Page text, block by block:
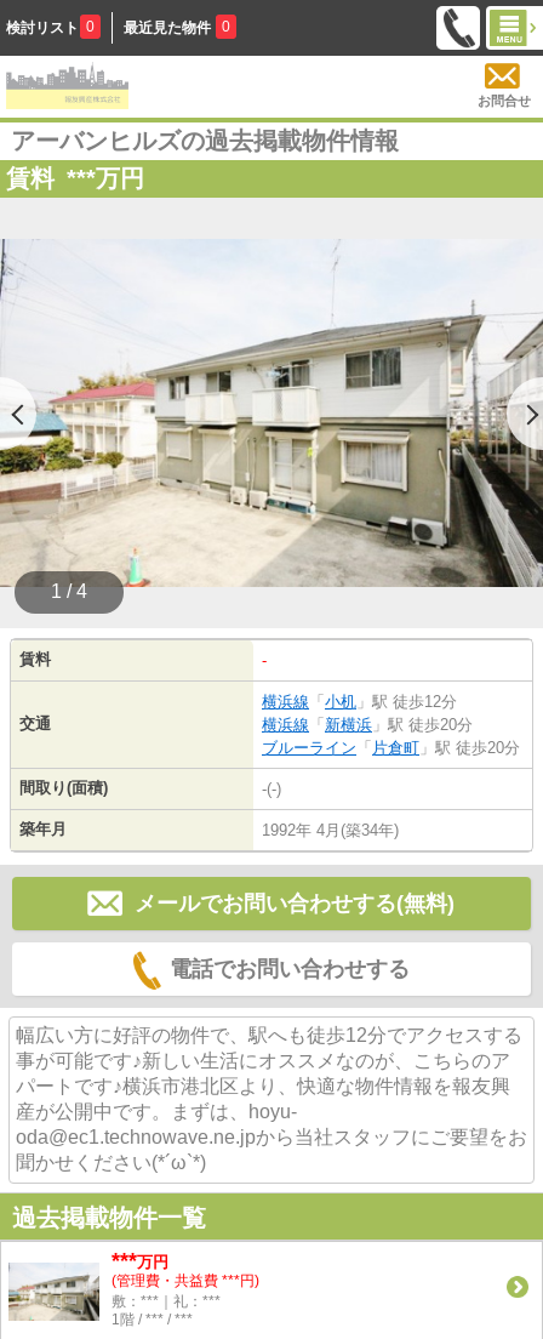
検討リスト 0 最近見た物件 0
お問合せ
アーバンヒルズの過去掲載物件情報
賃料 ***万円
1 / 4
賃料 -
交通
横浜線 「 小机 」駅 徒歩12分
横浜線 「 新横浜 」駅 徒歩20分
ブルーライン 「 片倉町 」駅 徒歩20分
間取り(面積) -(-)
築年月 1992年 4月(築34年)
メールでお問い合わせする(無料)
電話でお問い合わせする
幅広い方に好評の物件で、駅へも徒歩12分でアクセスする
事が可能です♪新しい生活にオススメなのが、こちらのア
パートです♪横浜市港北区より、快適な物件情報を報友興
産が公開中です。まずは、hoyu-
oda@ec1.technowave.ne.jpから当社スタッフにご要望をお
聞かせください(*´ω`*)
過去掲載物件一覧
***万円
(管理費・共益費 ***円)
敷：***｜礼：***
1階 / *** / ***